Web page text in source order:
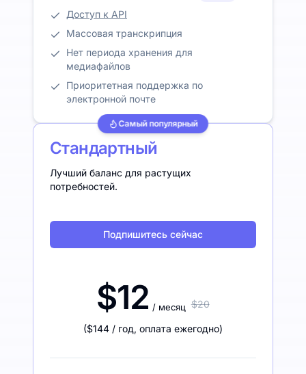
Доступ к API
Массовая транскрипция
Нет периода хранения для
медиафайлов
Приоритетная поддержка по
электронной почте
Самый популярный
Стандартный
Лучший баланс для растущих
потребностей.
Подпишитесь сейчас
$12 / месяц $20
($144 / год, оплата ежегодно)